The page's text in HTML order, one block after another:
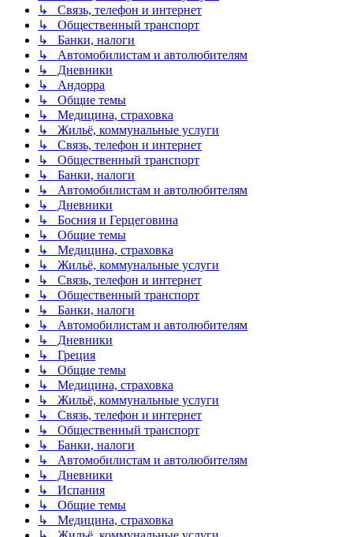
↳ Связь, телефон и интернет
↳ Общественный транспорт
↳ Банки, налоги
↳ Автомобилистам и автолюбителям
↳ Дневники
↳ Андорра
↳ Общие темы
↳ Медицина, страховка
↳ Жильё, коммунальные услуги
↳ Связь, телефон и интернет
↳ Общественный транспорт
↳ Банки, налоги
↳ Автомобилистам и автолюбителям
↳ Дневники
↳ Босния и Герцеговина
↳ Общие темы
↳ Медицина, страховка
↳ Жильё, коммунальные услуги
↳ Связь, телефон и интернет
↳ Общественный транспорт
↳ Банки, налоги
↳ Автомобилистам и автолюбителям
↳ Дневники
↳ Греция
↳ Общие темы
↳ Медицина, страховка
↳ Жильё, коммунальные услуги
↳ Связь, телефон и интернет
↳ Общественный транспорт
↳ Банки, налоги
↳ Автомобилистам и автолюбителям
↳ Дневники
↳ Испания
↳ Общие темы
↳ Медицина, страховка